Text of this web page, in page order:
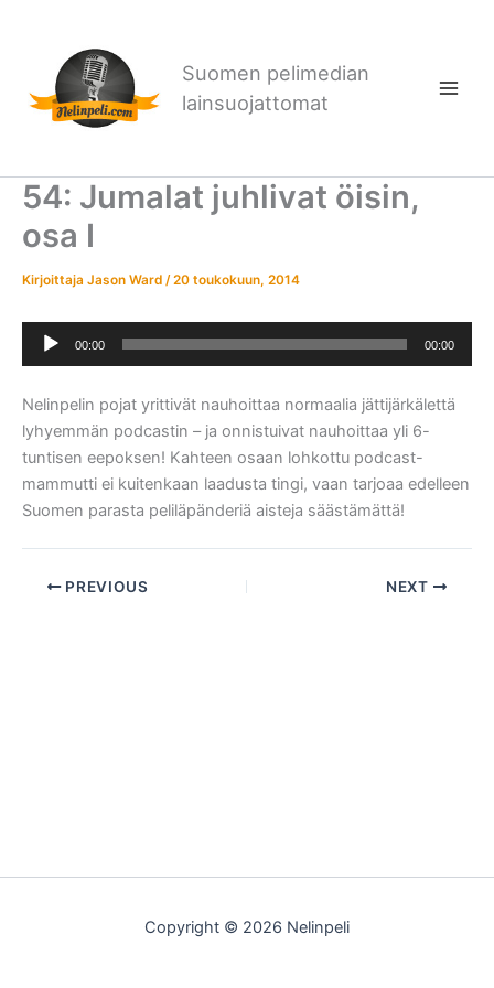
Suomen pelimedian
lainsuojattomat
54: Jumalat juhlivat öisin,
osa I
Kirjoittaja Jason Ward /20 toukokuun, 2014
Äänitoistin
00:00 00:00
Nelinpelin pojat yrittivät nauhoittaa normaalia jättijärkälettä
lyhyemmän podcastin – ja onnistuivat nauhoittaa yli 6-
tuntisen eepoksen! Kahteen osaan lohkottu podcast-
mammutti ei kuitenkaan laadusta tingi, vaan tarjoaa edelleen
Suomen parasta peliläpänderiä aisteja säästämättä!
PREVIOUS NEXT
Copyright © 2026 Nelinpeli